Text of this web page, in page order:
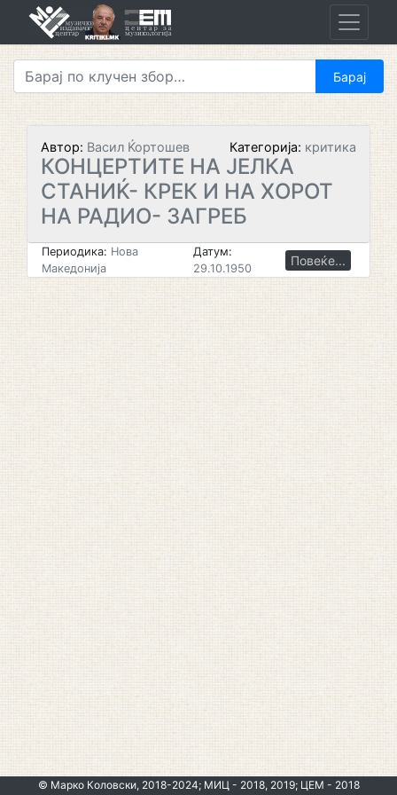
Автор: Васил Ќортошев Категорија: критика
КОНЦЕРТИТЕ НА ЈЕЛКА
СТАНИЌ- КРЕК И НА ХОРОТ
НА РАДИО- ЗАГРЕБ
Периодика: Нова
Македонија
Датум:
29.10.1950
Повеќе...
© Марко Коловски, 2018-2024; МИЦ - 2018, 2019; ЦЕМ - 2018